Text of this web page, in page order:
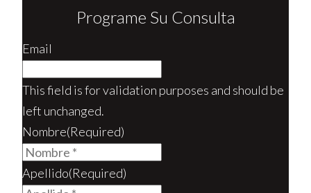
Programe Su Consulta
Email
This field is for validation purposes and should be
left unchanged.
Nombre(Required)
Apellido(Required)